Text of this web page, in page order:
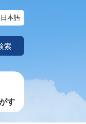
本語
す